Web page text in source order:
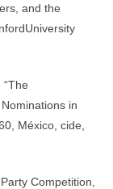
and the
in
México, cide,
Competition,